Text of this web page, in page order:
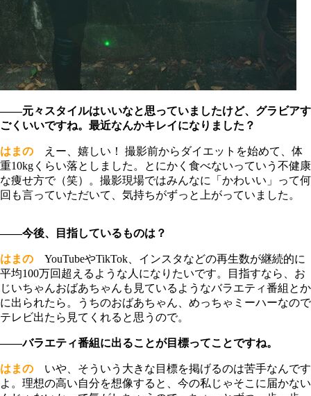
――元々スタイルはいいなと思っていましたけど、グラビアす
ごくいいですね。最近なんかキレイになりました？
はまの えー、嬉しい！ 撮影前からダイエットを始めて、体
重10kgくらい落としました。とにかく食べないっていう不健康
な痩せ方で（笑）。撮影現場ではみんなに「かわいい」って何
回も言っていただいて、気持ちがずっと上がっていました。
――今後、目指しているものは？
はまの YouTubeやTikTok、インスタなどの再生数が継続的に
平均100万回超えるような人になりたいです。目指すなら、お
じいちゃんおばあちゃんも見ているようなバラエティ番組とか
に出られたら。うちのおばあちゃん、めっちゃミーハーなので
テレビ出たら見てくれると思うので。
――バラエティ番組に出ることが目標ってことですね。
はまの いや、そういう大きな目標を掲げるのは苦手なんです
よ。理想の高い自分を想像すると、今の私じゃそこに届かない